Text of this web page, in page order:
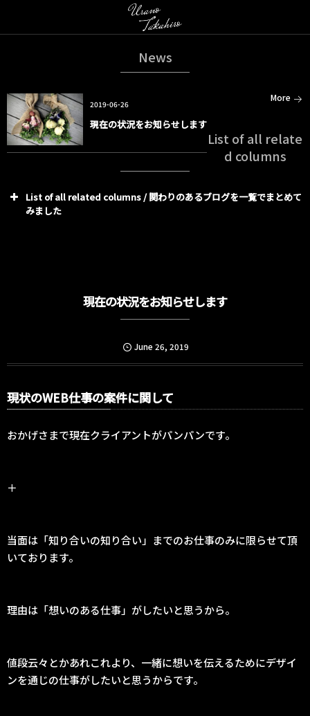
News
2019-06-26
現在の状況をお知らせします
More
List of all relate
d columns
List of all related columns / 関わりのあるブログを一覧でまとめて
みました
現在の状況をお知らせします
June 26,2019
現状のWEB仕事の案件に関して
おかげさまで現在クライアントがパンパンです。
＋
当面は「知り合いの知り合い」までのお仕事のみに限らせて頂
いております。
理由は「想いのある仕事」がしたいと思うから。
値段云々とかあれこれより、一緒に想いを伝えるためにデザイ
ンを通じの仕事がしたいと思うからです。